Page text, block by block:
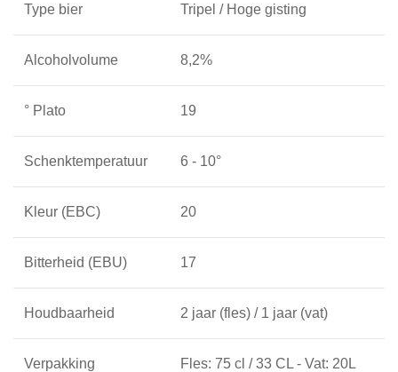
Type bier Tripel / Hoge gisting
Alcoholvolume 8,2%
° Plato 19
Schenktemperatuur 6 - 10°
Kleur (EBC) 20
Bitterheid (EBU) 17
Houdbaarheid 2 jaar (fles) / 1 jaar (vat)
Verpakking Fles: 75 cl / 33 CL - Vat: 20L